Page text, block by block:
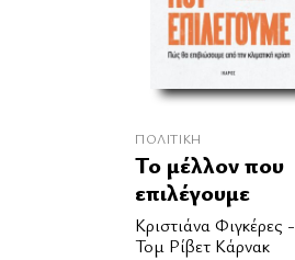
ΠΟΛΙΤΙΚΉ
Το μέλλον που
επιλέγουμε
Κριστιάνα Φιγκέρες -
Τομ Ρίβετ Κάρνακ